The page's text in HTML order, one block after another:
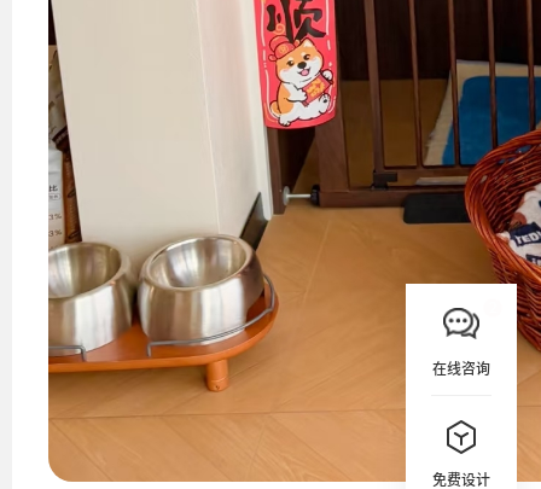
在线咨询
免费设计